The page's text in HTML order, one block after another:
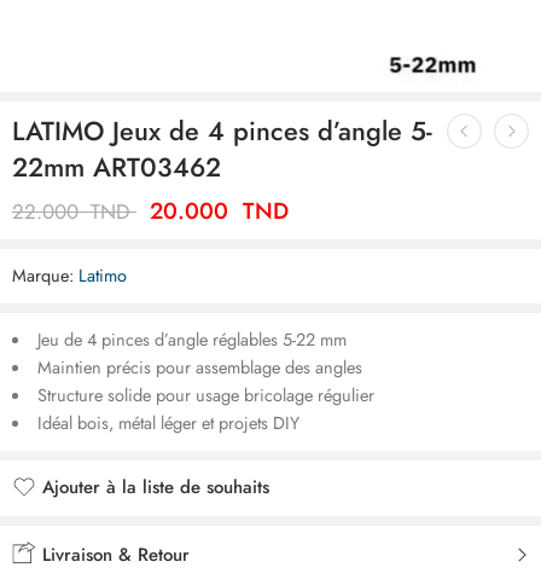
LATIMO Jeux de 4 pinces d’angle 5-
22mm ART03462
22.000TND 20.000 TND
Marque: Latimo
Jeu de 4 pinces d’angle réglables 5-22 mm
Maintien précis pour assemblage des angles
Structure solide pour usage bricolage régulier
Idéal bois, métal léger et projets DIY
Ajouter à la liste de souhaits
Livraison & Retour